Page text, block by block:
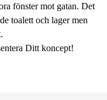
fönster mot gatan. Det
toalett och lager men
Ditt koncept!